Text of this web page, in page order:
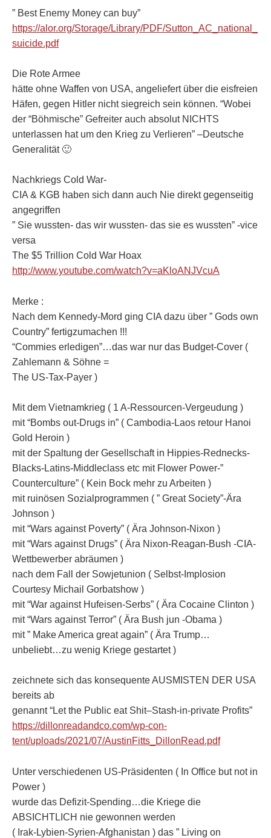
” Best Enemy Money can buy”
https://alor.org/Storage/Library/PDF/Sutton_AC_national_
suicide.pdf
Die Rote Armee
hätte ohne Waffen von USA, angeliefert über die eisfreien
Häfen, gegen Hitler nicht siegreich sein können. “Wobei
der “Böhmische” Gefreiter auch absolut NICHTS
unterlassen hat um den Krieg zu Verlieren” –Deutsche
Generalität 🙂
Nachkriegs Cold War-
CIA & KGB haben sich dann auch Nie direkt gegenseitig
angegriffen
” Sie wussten- das wir wussten- das sie es wussten” -vice
versa
The $5 Trillion Cold War Hoax
http://www.youtube.com/watch?v=aKloANJVcuA
Merke :
Nach dem Kennedy-Mord ging CIA dazu über ” Gods own
Country” fertigzumachen !!!
“Commies erledigen”…das war nur das Budget-Cover (
Zahlemann & Söhne =
The US-Tax-Payer )
Mit dem Vietnamkrieg ( 1 A-Ressourcen-Vergeudung )
mit “Bombs out-Drugs in” ( Cambodia-Laos retour Hanoi
Gold Heroin )
mit der Spaltung der Gesellschaft in Hippies-Rednecks-
Blacks-Latins-Middleclass etc mit Flower Power-”
Counterculture” ( Kein Bock mehr zu Arbeiten )
mit ruinösen Sozialprogrammen ( ” Great Society”-Ära
Johnson )
mit “Wars against Poverty” ( Ära Johnson-Nixon )
mit “Wars against Drugs” ( Ära Nixon-Reagan-Bush -CIA-
Wettbewerber abräumen )
nach dem Fall der Sowjetunion ( Selbst-Implosion
Courtesy Michail Gorbatshow )
mit “War against Hufeisen-Serbs” ( Ära Cocaine Clinton )
mit “Wars against Terror” ( Ära Bush jun -Obama )
mit ” Make America great again” ( Ära Trump…
unbeliebt…zu wenig Kriege gestartet )
zeichnete sich das konsequente AUSMISTEN DER USA
bereits ab
genannt “Let the Public eat Shit–Stash-in-private Profits”
https://dillonreadandco.com/wp-con-
tent/uploads/2021/07/AustinFitts_DillonRead.pdf
Unter verschiedenen US-Präsidenten ( In Office but not in
Power )
wurde das Defizit-Spending…die Kriege die
ABSICHTLICH nie gewonnen werden
( Irak-Lybien-Syrien-Afghanistan ) das ” Living on